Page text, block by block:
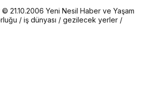
© 21.10.2006 Yeni Nesil Haber ve Yaşam
/ iş dünyası / gezilecek yerler /